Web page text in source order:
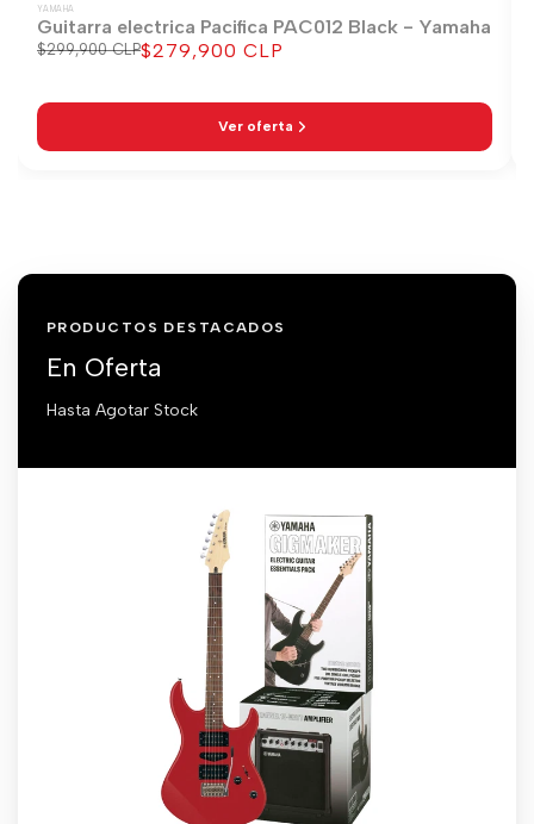
YAMAHA
Guitarra electrica Pacifica PAC012 Black - Yamaha
Precio
$299,900 CLPPrecio
$279,900 CLP
Ver oferta
PRODUCTOS DESTACADOS
En Oferta
Hasta Agotar Stock